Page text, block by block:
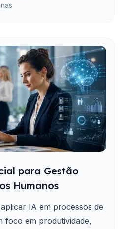
para Gestão
Humanos
IA em processos de
foco em produtividade,